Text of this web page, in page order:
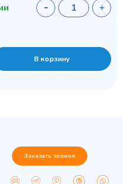
В корзину
Заказать звонок